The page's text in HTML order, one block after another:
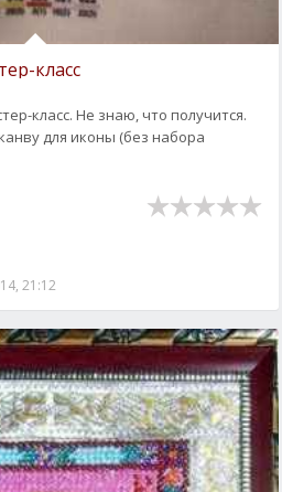
класс
класс. Не знаю, что получится.
для иконы (без набора
21:12